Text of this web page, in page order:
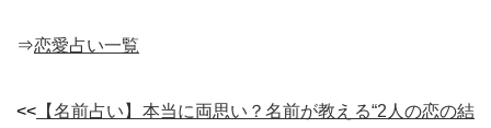
⇒恋愛占い一覧
<< 【名前占い】本当に両思い？名前が教える“2人の恋の結